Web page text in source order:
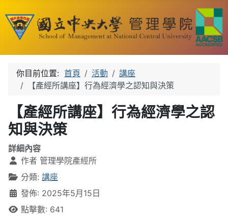
你目前位置: 首頁 活動
講座
【產經所講座】行為經濟學之認知與決策
【產經所講座】行為經濟學之認
知與決策
詳細內容
作者 管理學院產經所
分類: 講座
發佈: 2025年5月15日
點擊數: 641